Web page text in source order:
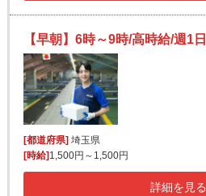
[都道府県]埼玉県
[時給]1,500円～1,500円
詳細を見る